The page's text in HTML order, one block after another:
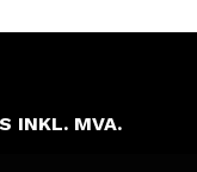
INKL. MVA.